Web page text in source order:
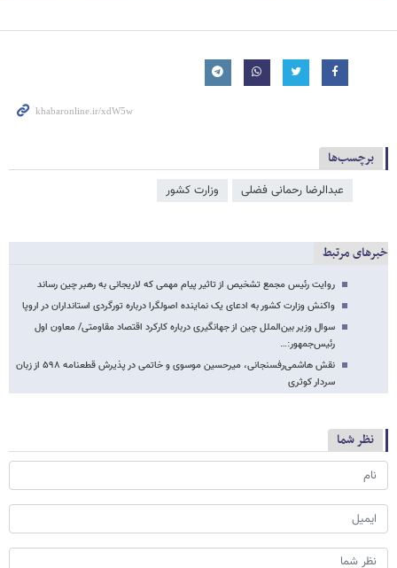
برچسب‌ها
عبدالرضا رحمانی فضلی وزارت کشور
خبرهای مرتبط
روایت رئیس مجمع تشخیص از تاثیر پیام مهمی که لاریجانی به رهبر چین رساند
واکنش وزارت کشور به ادعای یک نماینده اصولگرا درباره تورگردی استانداران در اروپا
سوال وزیر بین‌الملل چین از جهانگیری درباره کارکرد اقتصاد مقاومتی/ معاون اول
رئیس‌جمهور:…
نقش هاشمی‌رفسنجانی، میرحسین موسوی و خاتمی در پذیرش قطعنامه ۵۹۸ از زبان
سردار کوثری
نظر شما